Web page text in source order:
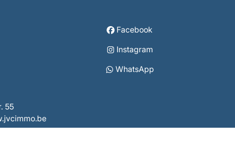
Facebook
Instagram
WhatsApp
55